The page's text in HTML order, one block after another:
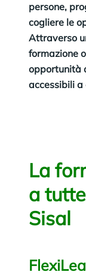
persone,
cogliere le
Attraverso
formazione
opportunità
accessibili a
La
a
Sisal